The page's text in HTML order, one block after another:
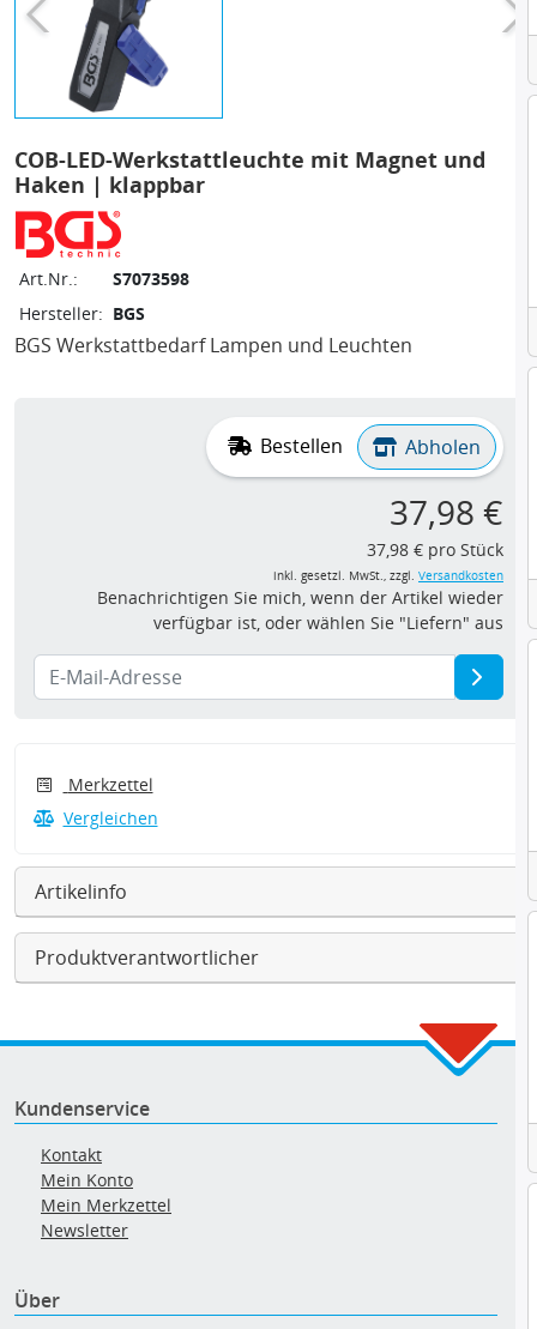
COB-LED-Werkstattleuchte mit Magnet und
Haken | klappbar
Art.Nr.:
S7073598
Hersteller: BGS
BGS Werkstattbedarf Lampen und Leuchten
Bestellen Abholen
37,98 €
37,98 € pro Stück
inkl. gesetzl. MwSt., zzgl. Versandkosten
Benachrichtigen Sie mich, wenn der Artikel wieder
verfügbar ist, oder wählen Sie "Liefern" aus
Merkzettel
Vergleichen
Artikelinfo
Produktverantwortlicher
Kundenservice
Kontakt
Mein Konto
Mein Merkzettel
Newsletter
Über